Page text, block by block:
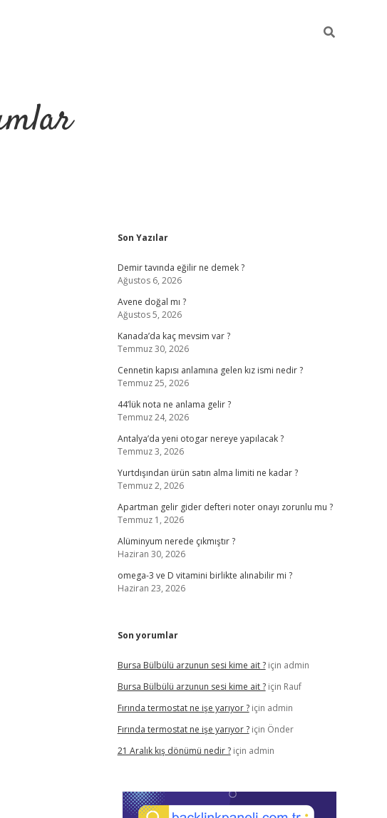
Sidebar
Son Yazılar
Demir tavında eğilir ne demek ?
Ağustos 6, 2026
Avene doğal mı ?
Ağustos 5, 2026
Kanada’da kaç mevsim var ?
Temmuz 30, 2026
Cennetin kapısı anlamına gelen kız ismi nedir ?
Temmuz 25, 2026
44’lük nota ne anlama gelir ?
Temmuz 24, 2026
Antalya’da yeni otogar nereye yapılacak ?
Temmuz 3, 2026
Yurtdışından ürün satın alma limiti ne kadar ?
Temmuz 2, 2026
Apartman gelir gider defteri noter onayı zorunlu mu ?
Temmuz 1, 2026
Alüminyum nerede çıkmıştır ?
Haziran 30, 2026
omega-3 ve D vitamini birlikte alınabilir mi ?
Haziran 23, 2026
Son yorumlar
Bursa Bülbülü arzunun sesi kime ait ?için admin
Bursa Bülbülü arzunun sesi kime ait ?için Rauf
Fırında termostat ne işe yarıyor ?için admin
Fırında termostat ne işe yarıyor ?için Önder
21 Aralık kış dönümü nedir ?için admin